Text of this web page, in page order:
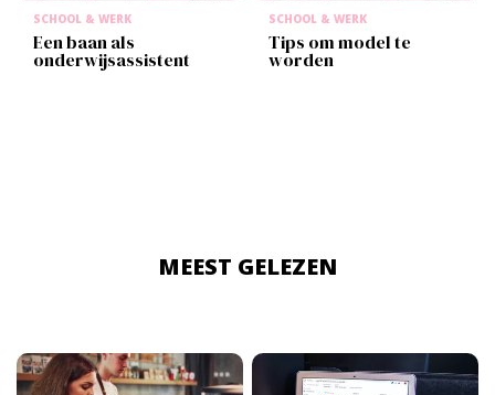
SCHOOL & WERK
Een baan als
onderwijsassistent
SCHOOL & WERK
Tips om model te
worden
MEEST GELEZEN